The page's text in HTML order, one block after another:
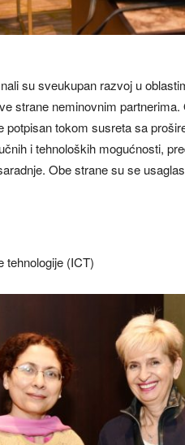
su sveukupan razvoj u
strane neminovnim
potpisan tokom susreta sa
i tehnoloških mogućnosti,
Obe strane su se
tehnologije (ICT)